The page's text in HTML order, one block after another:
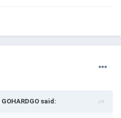
GOHARDGO said: